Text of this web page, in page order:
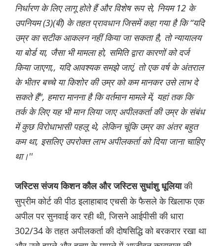
निर्धारण के लिए लागू होते हैं और विशेष रूप से, नियम 12 के
उपनियम (3)(बी) के तहत प्रावधान जिसमें कहा गया है कि “यदि
उम्र का सटीक आकलन नहीं किया जा सकता है, तो न्यायालय
या बोर्ड या, जैसा भी मामला हो, समिति द्वारा कारणों को दर्ज
किया जाएगा,, यदि आवश्यक समझे जाएं, तो एक वर्ष के अंतराल
के भीतर बच्चे या किशोर की उम्र को कम मानकर उसे लाभ दे
सकते हैं", हमारा मानना है कि वर्तमान मामले में, यहां तक कि
तर्क के लिए यह भी मान लिया जाए अपीलकर्ता की उम्र के संबंध
में कुछ विरोधाभासी पहलू थे, लेकिन चूंकि उम्र का अंतर बहुत
कम था, इसलिए उपरोक्त लाभ अपीलकर्ता को दिया जाना चाहिए
था।''
जस्टिस संजय किशन कौल और जस्टिस सुधांशु धूलियाकी
सुप्रीम कोर्ट की पीठ इलाहाबाद एचसी के फैसले के खिलाफ एक
अपील पर सुनवाई कर रही थी, जिसने आईपीसी की धारा
302/34 के तहत अपीलकर्ता की दोषसिद्धि को बरकरार रखा था